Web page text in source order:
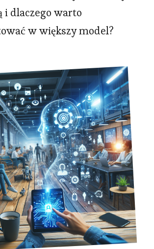
i dlaczego warto
w większy model?